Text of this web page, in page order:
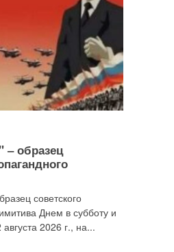
образец
советского
Днем в субботу и
2026 г., на...